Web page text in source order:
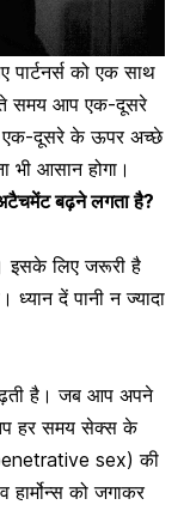
पार्टनर्स को एक साथ
समय आप एक-दूसरे
एक-दूसरे के ऊपर अच्छे
भी आसान होगा।
बढ़ने लगता है?
इसके लिए जरूरी है
दें पानी न ज्यादा
है। जब आप अपने
हर समय सेक्स के
sex) की
हार्मोन्सको जगाकर